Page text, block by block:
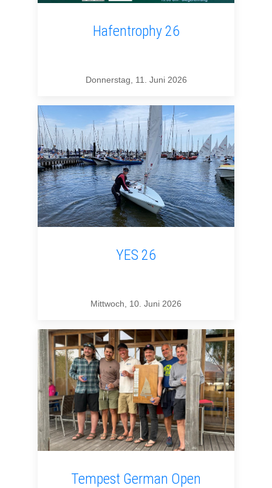
Hafentrophy 26
Donnerstag, 11. Juni 2026
YES 26
Mittwoch, 10. Juni 2026
Tempest German Open